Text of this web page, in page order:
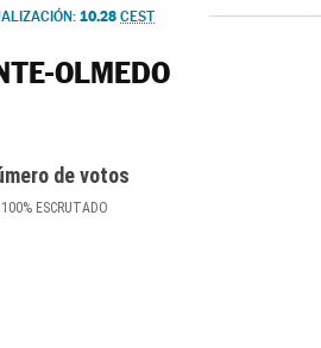
10.28 CEST
OLMEDO
de votos
100% ESCRUTADO